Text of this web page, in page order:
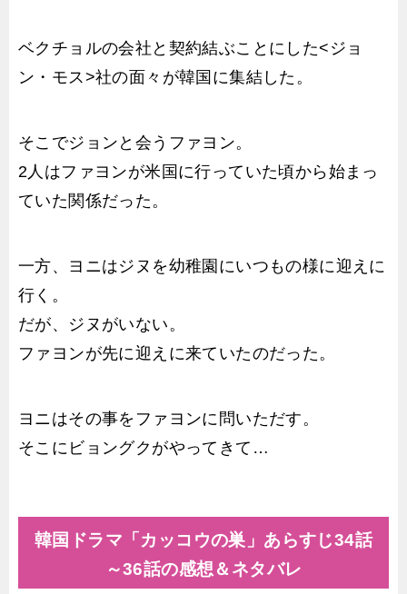
ベクチョルの会社と契約結ぶことにした<ジョ
ン・モス>社の面々が韓国に集結した。
そこでジョンと会うファヨン。
2人はファヨンが米国に行っていた頃から始まっ
ていた関係だった。
一方、ヨニはジヌを幼稚園にいつもの様に迎えに
行く。
だが、ジヌがいない。
ファヨンが先に迎えに来ていたのだった。
ヨニはその事をファヨンに問いただす。
そこにビョングクがやってきて…
韓国ドラマ「カッコウの巣」あらすじ34話
～36話の感想＆ネタバレ